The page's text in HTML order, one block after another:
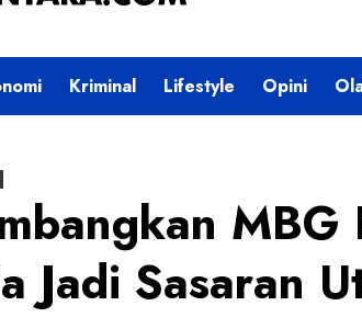
Kriminal Lifestyle Opini
MBG
Jadi Sasaran